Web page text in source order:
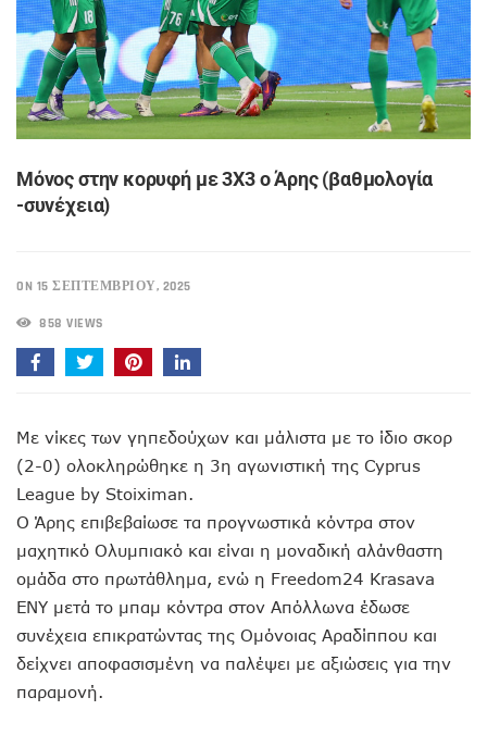
Mόνος στην κορυφή με 3Χ3 ο Άρης (βαθμολογία
-συνέχεια)
ON 15 ΣΕΠΤΕΜΒΡΊΟΥ, 2025
858 VIEWS
Με νίκες των γηπεδούχων και μάλιστα με το ίδιο σκορ
(2-0) ολοκληρώθηκε η 3η αγωνιστική της Cyprus
League by Stoiximan.
Ο Άρης επιβεβαίωσε τα προγνωστικά κόντρα στον
μαχητικό Ολυμπιακό και είναι η μοναδική αλάνθαστη
ομάδα στο πρωτάθλημα, ενώ η Freedom24 Krasava
ENY μετά το μπαμ κόντρα στον Απόλλωνα έδωσε
συνέχεια επικρατώντας της Ομόνοιας Αραδίππου και
δείχνει αποφασισμένη να παλέψει με αξιώσεις για την
παραμονή.